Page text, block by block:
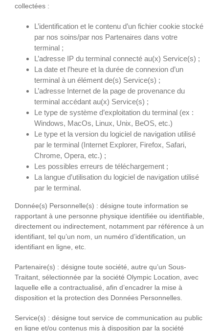
collectées :
L’identification et le contenu d’un fichier cookie stocké
par nos soins/par nos Partenaires dans votre
terminal ;
L’adresse IP du terminal connecté au(x) Service(s) ;
La date et l’heure et la durée de connexion d’un
terminal à un élément de(s) Service(s) ;
L’adresse Internet de la page de provenance du
terminal accédant au(x) Service(s) ;
Le type de système d’exploitation du terminal (ex :
Windows, MacOs, Linux, Unix, BeOS, etc.)
Le type et la version du logiciel de navigation utilisé
par le terminal (Internet Explorer, Firefox, Safari,
Chrome, Opera, etc.) ;
Les possibles erreurs de téléchargement ;
La langue d’utilisation du logiciel de navigation utilisé
par le terminal.
Donnée(s) Personnelle(s) : désigne toute information se
rapportant à une personne physique identifiée ou identifiable,
directement ou indirectement, notamment par référence à un
identifiant, tel qu’un nom, un numéro d’identification, un
identifiant en ligne, etc.
Partenaire(s) : désigne toute société, autre qu’un Sous-
Traitant, sélectionnée par la société Olympic Location, avec
laquelle elle a contractualisé, afin d’encadrer la mise à
disposition et la protection des Données Personnelles.
Service(s) : désigne tout service de communication au public
en ligne et/ou contenus mis à disposition par la société